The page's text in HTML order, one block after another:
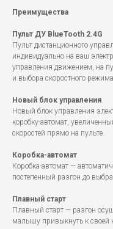
Преимущества
Пульт ДУ BlueTooth 2.4G
Пульт дистанционного
индивидуально на ваш
управления движением, на
и выбора скоростного
Новый блок управления
Новый блок управления
коробку-автомат,
скоростей прямо на пульте.
Коробка-автомат
Коробка-автомат —
постепенный разгон до
Плавный старт
Плавный старт — разгон
малышу привыкнуть к своей